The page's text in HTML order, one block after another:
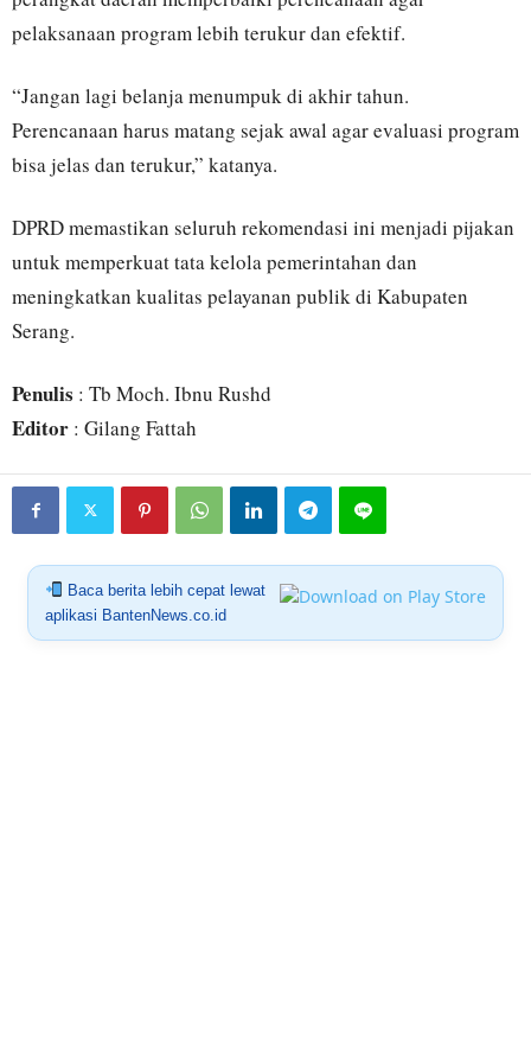
pelaksanaan program lebih terukur dan efektif.
“Jangan lagi belanja menumpuk di akhir tahun.
Perencanaan harus matang sejak awal agar evaluasi program
bisa jelas dan terukur,” katanya.
DPRD memastikan seluruh rekomendasi ini menjadi pijakan
untuk memperkuat tata kelola pemerintahan dan
meningkatkan kualitas pelayanan publik di Kabupaten
Serang.
Penulis : Tb Moch. Ibnu Rushd
Editor : Gilang Fattah
Baca berita lebih cepat lewat
aplikasi BantenNews.co.id